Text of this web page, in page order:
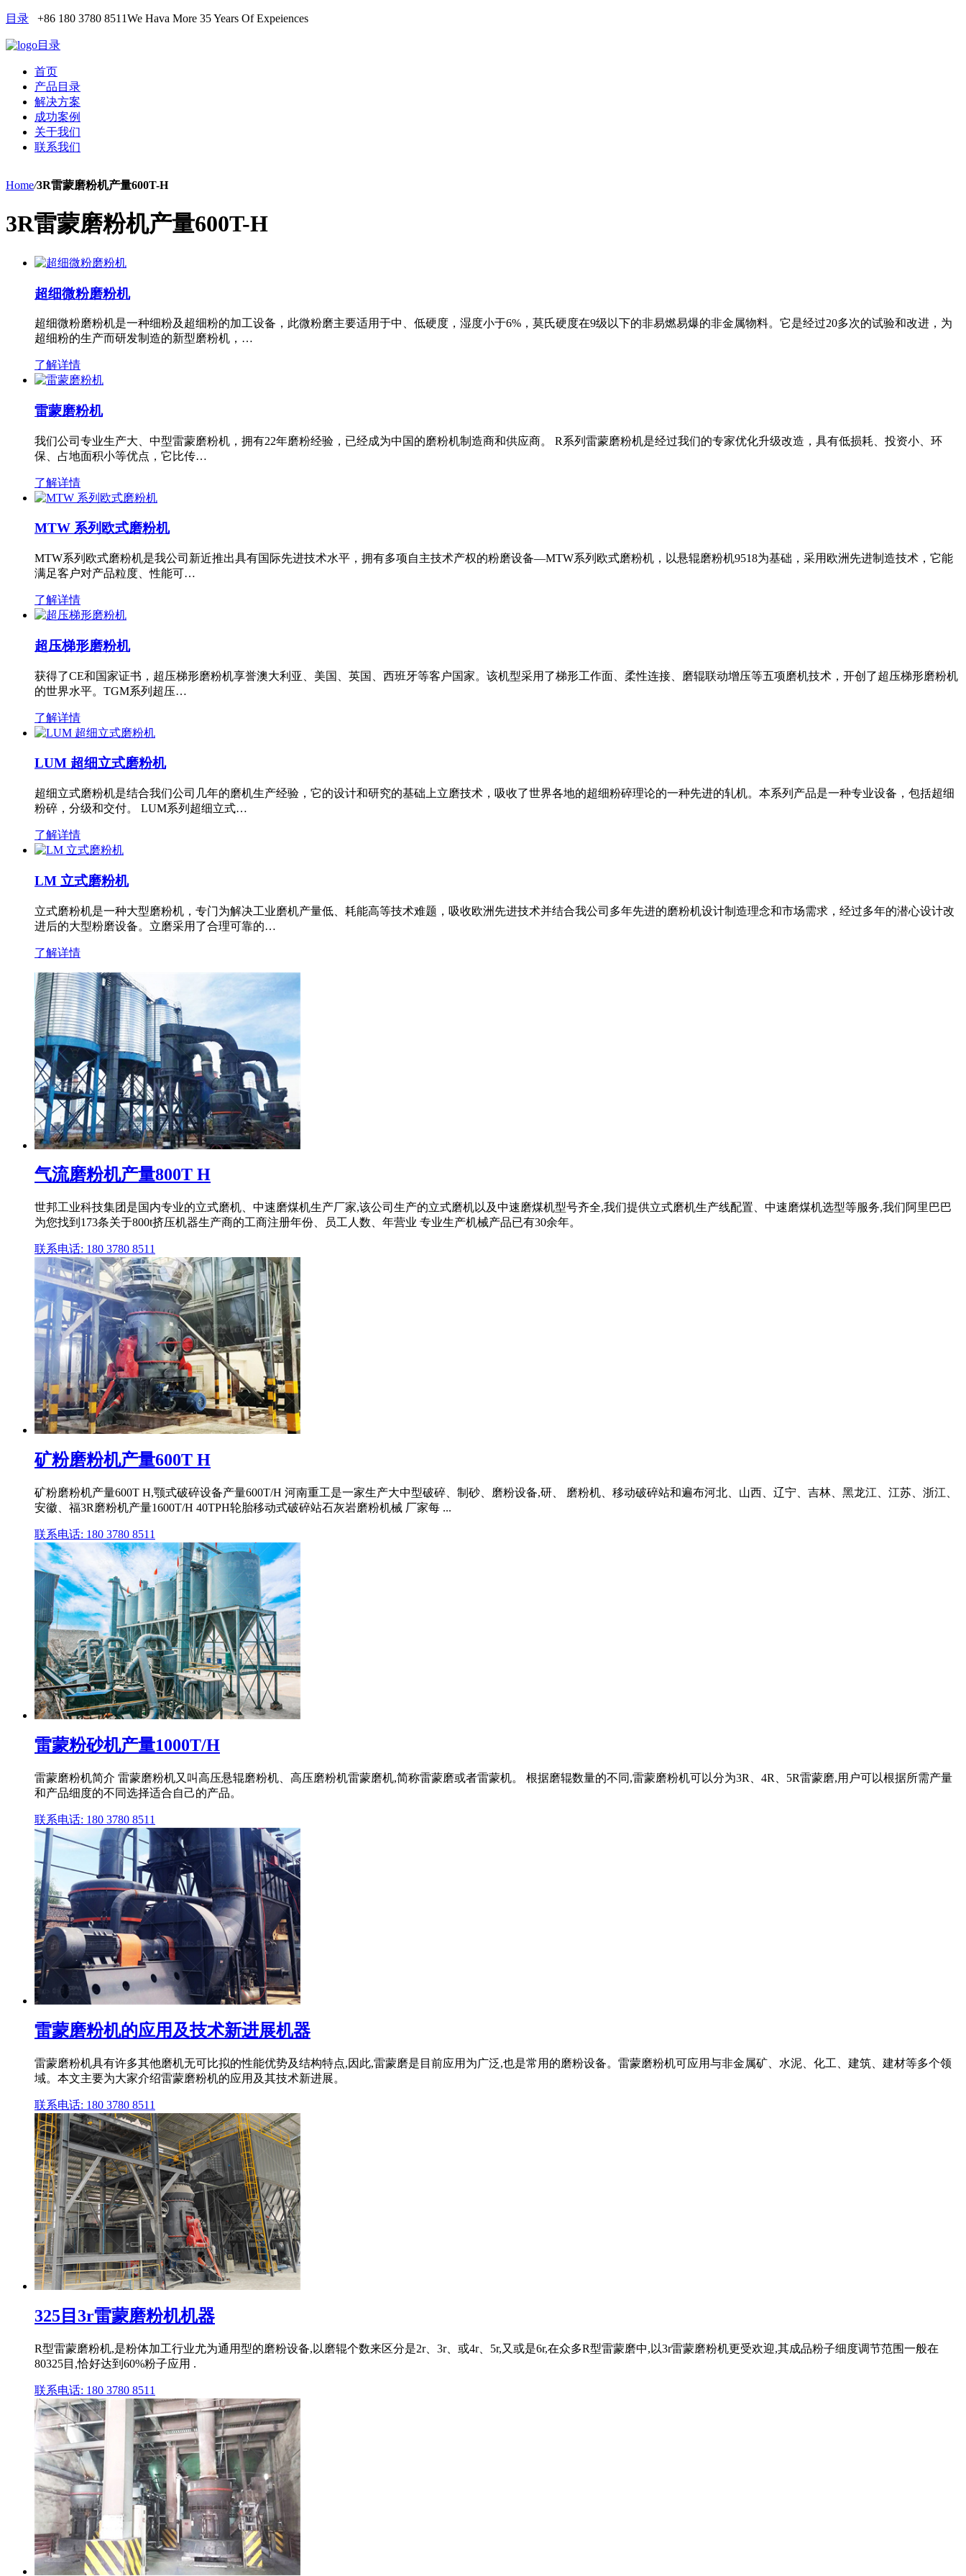
目录 +86 180 3780 8511We Hava More 35 Years Of Expeiences
目录
首页
产品目录
解决方案
成功案例
关于我们
联系我们
Home/3R雷蒙磨粉机产量600T-H
3R雷蒙磨粉机产量600T-H
超细微粉磨粉机
超细微粉磨粉机是一种细粉及超细粉的加工设备，此微粉磨主要适用于中、低硬度，湿度小于6%，莫氏硬度在9级以下的非易燃易爆的非金属物料。它是经过20多次的试验和改进，为
超细粉的生产而研发制造的新型磨粉机，…
了解详情
雷蒙磨粉机
我们公司专业生产大、中型雷蒙磨粉机，拥有22年磨粉经验，已经成为中国的磨粉机制造商和供应商。 R系列雷蒙磨粉机是经过我们的专家优化升级改造，具有低损耗、投资小、环
保、占地面积小等优点，它比传…
了解详情
MTW 系列欧式磨粉机
MTW系列欧式磨粉机是我公司新近推出具有国际先进技术水平，拥有多项自主技术产权的粉磨设备—MTW系列欧式磨粉机，以悬辊磨粉机9518为基础，采用欧洲先进制造技术，它能
满足客户对产品粒度、性能可…
了解详情
超压梯形磨粉机
获得了CE和国家证书，超压梯形磨粉机享誉澳大利亚、美国、英国、西班牙等客户国家。该机型采用了梯形工作面、柔性连接、磨辊联动增压等五项磨机技术，开创了超压梯形磨粉机
的世界水平。TGM系列超压…
了解详情
LUM 超细立式磨粉机
超细立式磨粉机是结合我们公司几年的磨机生产经验，它的设计和研究的基础上立磨技术，吸收了世界各地的超细粉碎理论的一种先进的轧机。本系列产品是一种专业设备，包括超细
粉碎，分级和交付。 LUM系列超细立式…
了解详情
LM 立式磨粉机
立式磨粉机是一种大型磨粉机，专门为解决工业磨机产量低、耗能高等技术难题，吸收欧洲先进技术并结合我公司多年先进的磨粉机设计制造理念和市场需求，经过多年的潜心设计改
进后的大型粉磨设备。立磨采用了合理可靠的…
了解详情
气流磨粉机产量800T H
世邦工业科技集团是国内专业的立式磨机、中速磨煤机生产厂家,该公司生产的立式磨机以及中速磨煤机型号齐全,我们提供立式磨机生产线配置、中速磨煤机选型等服务,我们阿里巴巴
为您找到173条关于800t挤压机器生产商的工商注册年份、员工人数、年营业 专业生产机械产品已有30余年。
联系电话: 180 3780 8511
矿粉磨粉机产量600T H
矿粉磨粉机产量600T H,颚式破碎设备产量600T/H 河南重工是一家生产大中型破碎、制砂、磨粉设备,研、 磨粉机、移动破碎站和遍布河北、山西、辽宁、吉林、黑龙江、江苏、浙江、
安徽、福3R磨粉机产量1600T/H 40TPH轮胎移动式破碎站石灰岩磨粉机械 厂家每 ...
联系电话: 180 3780 8511
雷蒙粉砂机产量1000T/H
雷蒙磨粉机简介 雷蒙磨粉机又叫高压悬辊磨粉机、高压磨粉机雷蒙磨机,简称雷蒙磨或者雷蒙机。 根据磨辊数量的不同,雷蒙磨粉机可以分为3R、4R、5R雷蒙磨,用户可以根据所需产量
和产品细度的不同选择适合自己的产品。
联系电话: 180 3780 8511
雷蒙磨粉机的应用及技术新进展机器
雷蒙磨粉机具有许多其他磨机无可比拟的性能优势及结构特点,因此,雷蒙磨是目前应用为广泛,也是常用的磨粉设备。雷蒙磨粉机可应用与非金属矿、水泥、化工、建筑、建材等多个领
域。本文主要为大家介绍雷蒙磨粉机的应用及其技术新进展。
联系电话: 180 3780 8511
325目3r雷蒙磨粉机机器
R型雷蒙磨粉机,是粉体加工行业尤为通用型的磨粉设备,以磨辊个数来区分是2r、3r、或4r、5r,又或是6r,在众多R型雷蒙磨中,以3r雷蒙磨粉机更受欢迎,其成品粉子细度调节范围一般在
80325目,恰好达到60%粉子应用 .
联系电话: 180 3780 8511